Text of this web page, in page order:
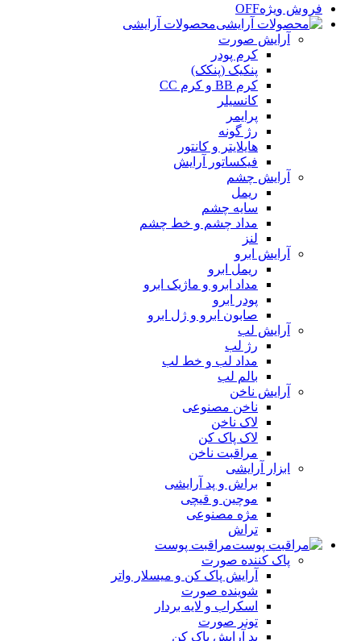
فروش ویژهOFF
محصولات آرایشی
آرایش صورت
کرم پودر
پنکیک (پنکک)
کرم BB و کرم CC
کانسیلر
پرایمر
رژ گونه
هایلایتر و کانتور
فیکساتور آرایش
آرایش چشم
ریمل
سایه چشم
مداد چشم و خط چشم
لنز
آرایش ابرو
ریمل ابرو
مداد ابرو و ماژیک ابرو
پودر ابرو
صابون ابرو و ژل ابرو
آرایش لب
رژ لب
مداد لب و خط لب
بالم لب
آرایش ناخن
ناخن مصنوعی
لاک ناخن
لاک پاک کن
مراقبت ناخن
ابزار آرایشی
براش و پد آرایشی
موچین و قیچی
مژه مصنوعی
تراش
مراقبت پوست
پاک کننده صورت
آرايش پاک کن و ميسلار واتر
شوينده صورت
اسکراب و لايه بردار
تونر صورت
پد آرايش پاک کن